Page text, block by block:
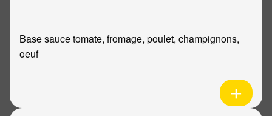
Base sauce tomate, fromage, poulet, champignons,
oeuf